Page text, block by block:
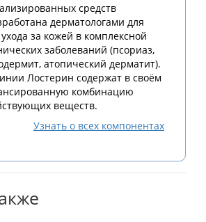
средств
дерматологами для
за кожей в комплексной
заболеваний (псориаз,
атопический дерматит).
Лостерин содержат в своём
комбинацию
веществ.
Узнать о всех компонентах